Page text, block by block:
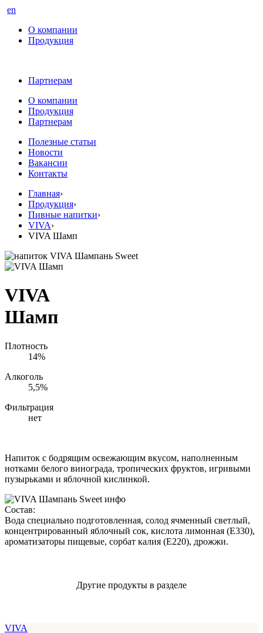
en
О компании
Продукция
Партнерам
О компании
Продукция
Партнерам
Полезные статьи
Новости
Вакансии
Контакты
Главная›
Продукция›
Пивные напитки›
VIVA›
VIVA Шамп
VIVA
Шамп
Плотность
14%
Алкоголь
5,5%
Фильтрация
нет
Напиток с бодрящим освежающим вкусом, наполненным
нотками белого винограда, тропических фруктов, игривыми
пузырьками и яблочной кислинкой.
Состав:
Вода специально подготовленная, солод ячменный светлый,
концентрированный яблочный сок, кислота лимонная (Е330),
ароматизаторы пищевые, сорбат калия (Е220), дрожжи.
Другие продукты в разделе
VIVA